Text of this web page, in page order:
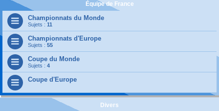
Équipe de France
Championnats du Monde
Sujets : 11
Championnats d'Europe
Sujets : 55
Coupe du Monde
Sujets : 4
Coupe d'Europe
Divers